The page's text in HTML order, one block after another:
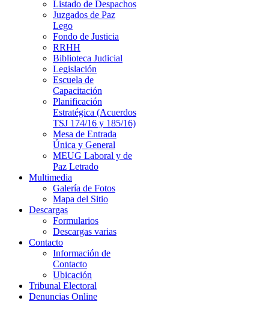
Listado de Despachos
Juzgados de Paz
Lego
Fondo de Justicia
RRHH
Biblioteca Judicial
Legislación
Escuela de
Capacitación
Planificación
Estratégica (Acuerdos
TSJ 174/16 y 185/16)
Mesa de Entrada
Única y General
MEUG Laboral y de
Paz Letrado
Multimedia
Galería de Fotos
Mapa del Sitio
Descargas
Formularios
Descargas varias
Contacto
Información de
Contacto
Ubicación
Tribunal Electoral
Denuncias Online